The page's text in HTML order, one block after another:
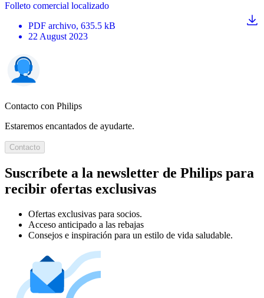
Folleto comercial localizado
PDF archivo, 635.5 kB
22 August 2023
Contacto con Philips
Estaremos encantados de ayudarte.
Contacto
Suscríbete a la newsletter de Philips para
recibir ofertas exclusivas
Ofertas exclusivas para socios.
Acceso anticipado a las rebajas
Consejos e inspiración para un estilo de vida saludable.